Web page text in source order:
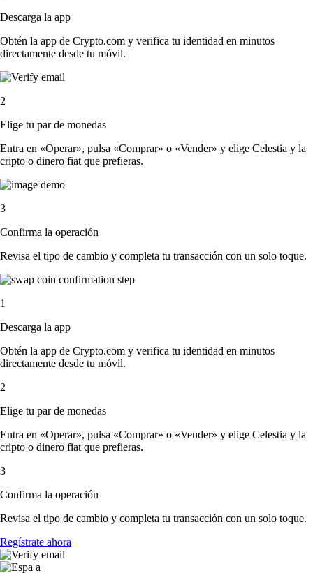
Descarga la app
Obtén la app de Crypto.com y verifica tu identidad en minutos
directamente desde tu móvil.
2
Elige tu par de monedas
Entra en «Operar», pulsa «Comprar» o «Vender» y elige Celestia y la
cripto o dinero fiat que prefieras.
3
Confirma la operación
Revisa el tipo de cambio y completa tu transacción con un solo toque.
1
Descarga la app
Obtén la app de Crypto.com y verifica tu identidad en minutos
directamente desde tu móvil.
2
Elige tu par de monedas
Entra en «Operar», pulsa «Comprar» o «Vender» y elige Celestia y la
cripto o dinero fiat que prefieras.
3
Confirma la operación
Revisa el tipo de cambio y completa tu transacción con un solo toque.
Regístrate ahora